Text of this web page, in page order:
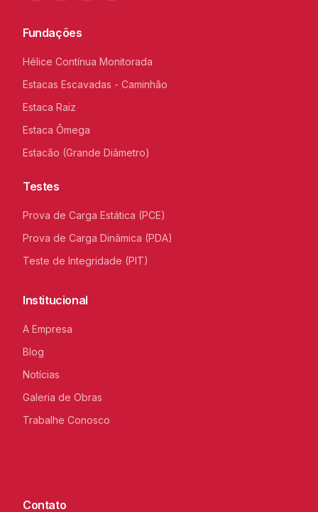
Fundações
Hélice Contínua Monitorada
Estacas Escavadas - Caminhão
Estaca Raiz
Estaca Ômega
Estacão (Grande Diâmetro)
Testes
Prova de Carga Estática (PCE)
Prova de Carga Dinâmica (PDA)
Teste de Integridade (PIT)
Institucional
A Empresa
Blog
Notícias
Galeria de Obras
Trabalhe Conosco
Contato